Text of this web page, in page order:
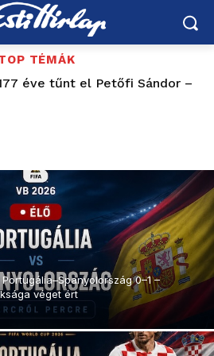
TÉMÁK
éve tűnt el Petőfi Sándor –
hogyan halt meg
ilyen alacsony az infláció
– az élelmiszerek ára már
0–1 –
véget ért